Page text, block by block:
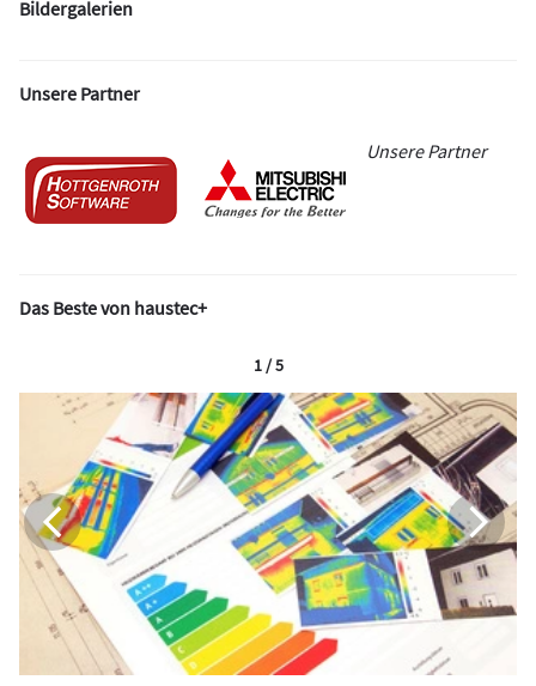
Bildergalerien
Unsere Partner
Unsere Partner
Das Beste von haustec+
1 / 5